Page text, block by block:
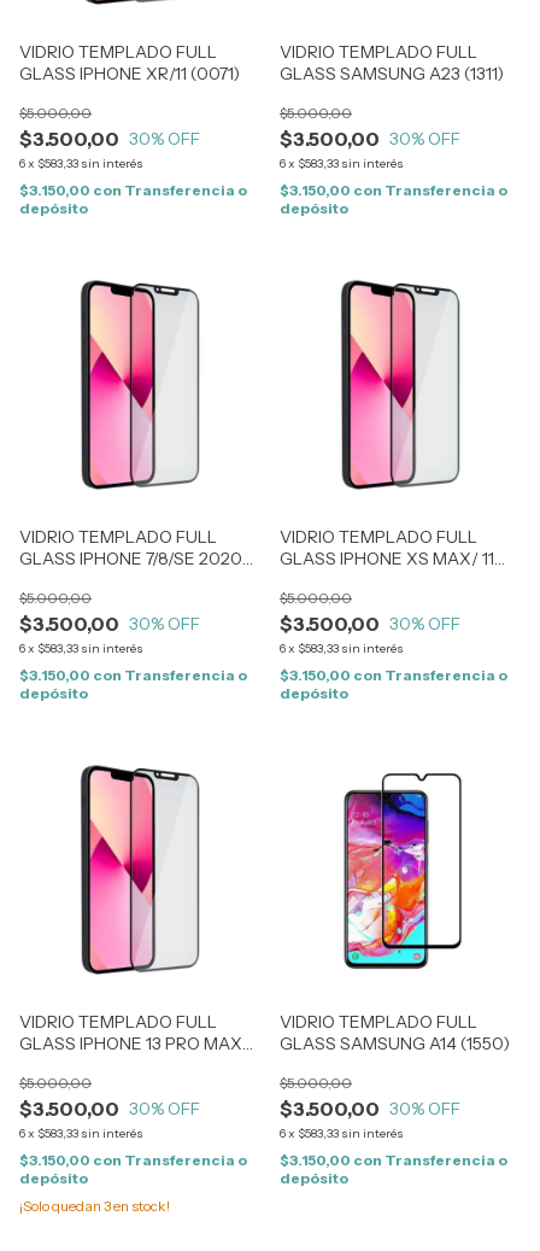
VIDRIO TEMPLADO FULL
GLASS IPHONE XR/11 (0071)
$3.500,00
$5.000,00
30% OFF
6x $583,33 sin interés
$3.150,00 con Transferencia o
depósito
VIDRIO TEMPLADO FULL
GLASS SAMSUNG A23 (1311)
$3.500,00
$5.000,00
30% OFF
6x $583,33 sin interés
$3.150,00 con Transferencia o
depósito
VIDRIO TEMPLADO FULL
GLASS IPHONE 7/8/SE 2020
$3.500,00
$5.000,00
30% OFF
6x $583,33 sin interés
$3.150,00 con Transferencia o
depósito
VIDRIO TEMPLADO FULL
GLASS IPHONE XS MAX/ 11
$3.500,00
$5.000,00
30% OFF
6x $583,33 sin interés
$3.150,00 con Transferencia o
depósito
VIDRIO TEMPLADO FULL
GLASS IPHONE 13 PRO MAX
$3.500,00
$5.000,00
30% OFF
6x $583,33 sin interés
$3.150,00 con Transferencia o
depósito
¡Solo quedan 3en stock!
VIDRIO TEMPLADO FULL
GLASS SAMSUNG A14 (1550)
$3.500,00
$5.000,00
30% OFF
6x $583,33 sin interés
$3.150,00 con Transferencia o
depósito